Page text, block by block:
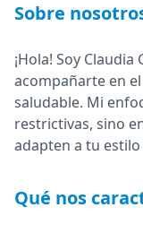
Sobre
¡Hola! Soy
acompañarte en
saludable. Mi
restrictivas, sino
adapten a tu estilo
Qué nos